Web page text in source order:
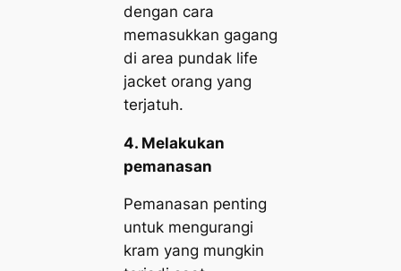
dengan cara
memasukkan gagang
di area pundak life
jacket orang yang
terjatuh.
4. Melakukan
pemanasan
Pemanasan penting
untuk mengurangi
kram yang mungkin